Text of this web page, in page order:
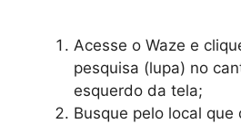
Acesse o Waze e
pesquisa (lupa) no
esquerdo da tela;
Busque pelo local que